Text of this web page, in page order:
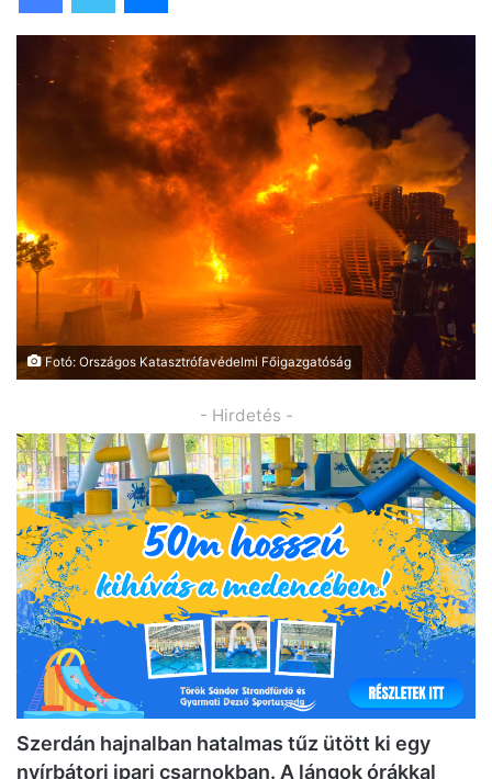
Fotó: Országos Katasztrófavédelmi Főigazgatóság
- Hirdetés -
Szerdán hajnalban hatalmas tűz ütött ki egy
nyírbátori ipari csarnokban. A lángok órákkal